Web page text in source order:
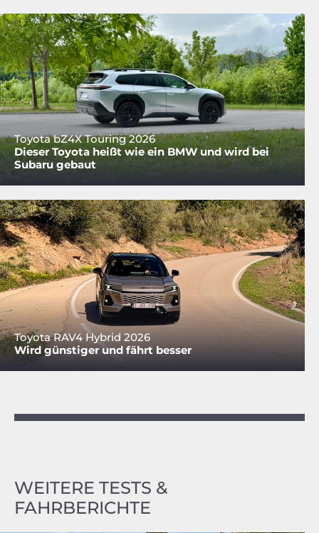
Toyota bZ4X Touring 2026
Dieser Toyota heißt wie ein BMW und wird bei
Subaru gebaut
Toyota RAV4 Hybrid 2026
Wird günstiger und fährt besser
WEITERE TESTS &
FAHRBERICHTE